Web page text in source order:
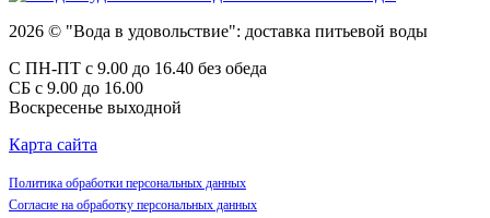
2026 © "Вода в удовольствие": доставка питьевой воды
С ПН-ПТ с 9.00 до 16.40 без обеда
СБ с 9.00 до 16.00
Воскресенье выходной
Карта сайта
Политика обработки персональных данных
Согласие на обработку персональных данных